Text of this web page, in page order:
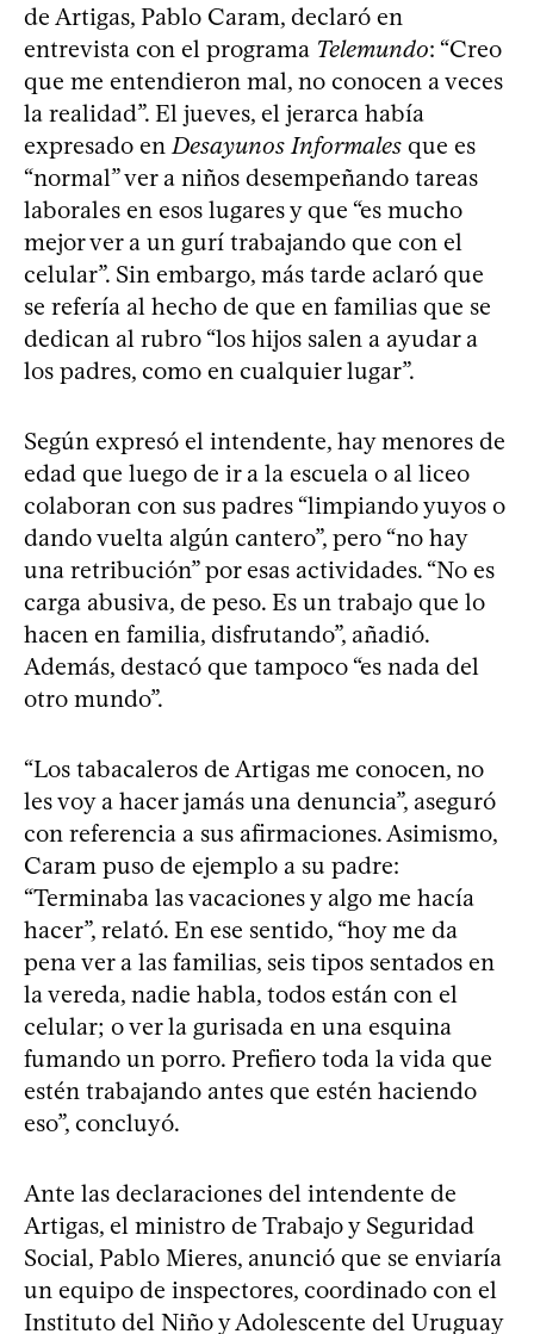
de Artigas, Pablo Caram, declaró en
entrevista con el programa Telemundo: “Creo
que me entendieron mal, no conocen a veces
la realidad”. El jueves, el jerarca había
expresado en Desayunos Informales que es
“normal” ver a niños desempeñando tareas
laborales en esos lugares y que “es mucho
mejor ver a un gurí trabajando que con el
celular”. Sin embargo, más tarde aclaró que
se refería al hecho de que en familias que se
dedican al rubro “los hijos salen a ayudar a
los padres, como en cualquier lugar”.
Según expresó el intendente, hay menores de
edad que luego de ir a la escuela o al liceo
colaboran con sus padres “limpiando yuyos o
dando vuelta algún cantero”, pero “no hay
una retribución” por esas actividades. “No es
carga abusiva, de peso. Es un trabajo que lo
hacen en familia, disfrutando”, añadió.
Además, destacó que tampoco “es nada del
otro mundo”.
“Los tabacaleros de Artigas me conocen, no
les voy a hacer jamás una denuncia”, aseguró
con referencia a sus afirmaciones. Asimismo,
Caram puso de ejemplo a su padre:
“Terminaba las vacaciones y algo me hacía
hacer”, relató. En ese sentido, “hoy me da
pena ver a las familias, seis tipos sentados en
la vereda, nadie habla, todos están con el
celular; o ver la gurisada en una esquina
fumando un porro. Prefiero toda la vida que
estén trabajando antes que estén haciendo
eso”, concluyó.
Ante las declaraciones del intendente de
Artigas, el ministro de Trabajo y Seguridad
Social, Pablo Mieres, anunció que se enviaría
un equipo de inspectores, coordinado con el
Instituto del Niño y Adolescente del Uruguay